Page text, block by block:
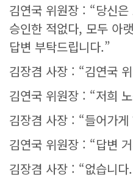
김연국 위원장 : “당신
승인한 적없다, 모두 아
답변 부탁드립니다.”
김장겸 사장 : “김연국
김연국 위원장 : “저희
김장겸 사장 : “들어가게
김연국 위원장 : “답변
김장겸 사장 : “없습니다